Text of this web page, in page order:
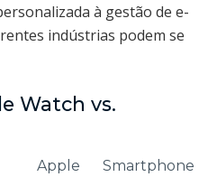
à gestão de e-
indústrias podem se
Watch vs.
Apple
Smartphone